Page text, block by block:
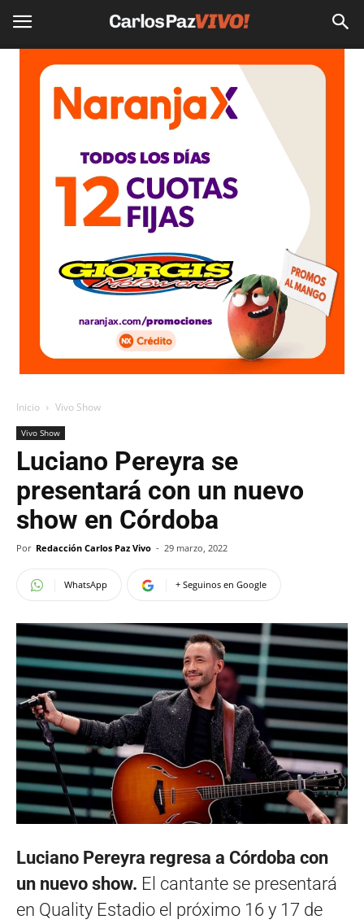
Inicio Vivo Show
Vivo Show
Luciano Pereyra se
presentará con un nuevo
show en Córdoba
Por Redacción Carlos Paz Vivo - 29 marzo, 2022
WhatsApp + Seguinos en Google
Luciano Pereyra regresa a Córdoba con
un nuevo show. El cantante se presentará
en Quality Estadio el próximo 16 y 17 de